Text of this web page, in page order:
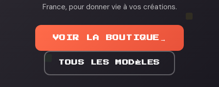
France, pour donner vie à vos créations.
VOIR LA BOUTIQUE
TOUS LES MODÈLES